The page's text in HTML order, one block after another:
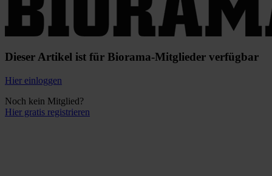
Dieser Artikel ist für Biorama-Mitglieder verfügbar
Hier einloggen
Noch kein Mitglied?
Hier gratis registrieren